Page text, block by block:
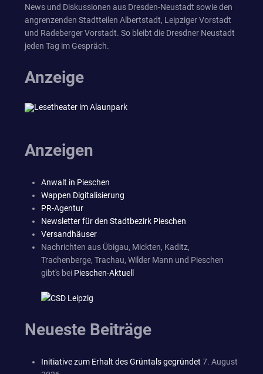
News und Diskussionen aus Dresden-Neustadt sowie den
angrenzenden Stadtteilen Albertstadt, Leipziger Vorstadt
und Radeberger Vorstadt. So bleibt die Dresdner Neustadt
jeden Tag im Gespräch.
Anzeige
Anzeigen
Anwalt in Pieschen
Wappen Digitalisierung
PR-Agentur
Newsletter für den Stadtbezirk Pieschen
Versandhäuser
Nachrichten aus Übigau, Mickten, Kaditz,
Trachenberge, Trachau, Wilder Mann und Pieschen
gibt's bei Pieschen-Aktuell
Neueste Beiträge
Initiative zum Erhalt des Grüntals gegründet 7. August